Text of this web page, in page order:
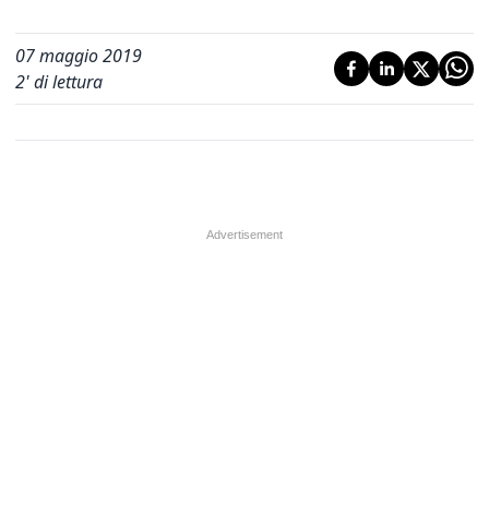
07 maggio 2019
2' di lettura